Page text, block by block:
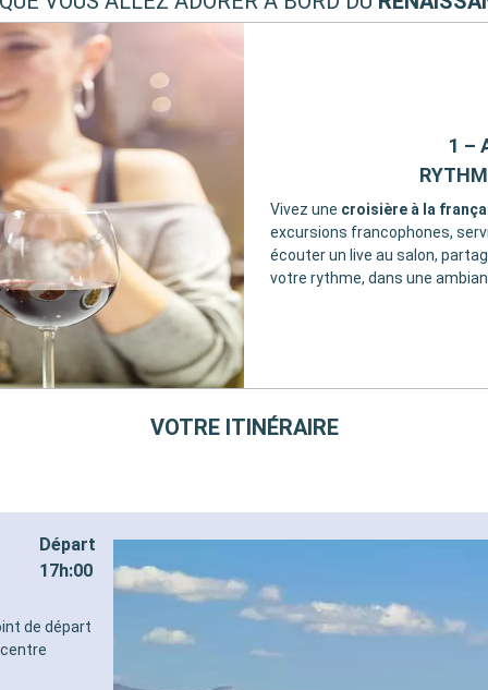
1 –
Vivez une croisière à la
excursions francophones,
écouter un live au salon,
votre rythme, dans une
VOTRE ITINÉRAIRE
Départ
17h:00
de départ